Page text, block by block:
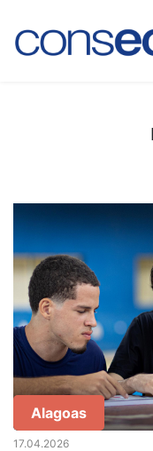
Alagoas
17.04.2026